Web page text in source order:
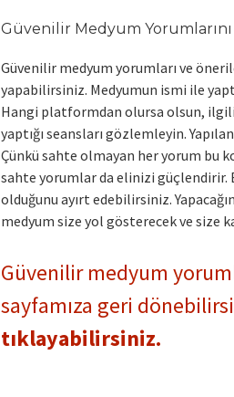
Güvenilir Medyum
Güvenilir medyum yorumları ve
yapabilirsiniz. Medyumun ismi ile
Hangi platformdan olursa olsun, ilgili
yaptığı seansları gözlemleyin.
Çünkü sahte olmayan her yorum bu
sahte yorumlar da elinizi güçlendirir.
olduğunu ayırt edebilirsiniz.
medyum size yol gösterecek ve size
Güvenilir medyum
sayfamıza geri
tıklayabilirsiniz.